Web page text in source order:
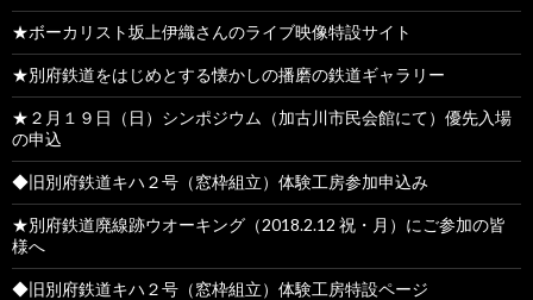
★ボーカリスト坂上伊織さんのライブ映像特設サイト
★別府鉄道をはじめとする懐かしの播磨の鉄道ギャラリー
★２月１９日（日）シンポジウム（加古川市民会館にて）優先入場
の申込
◆旧別府鉄道キハ２号（窓枠組立）体験工房参加申込み
★別府鉄道廃線跡ウオーキング（2018.2.12 祝・月）にご参加の皆
様へ
◆旧別府鉄道キハ２号（窓枠組立）体験工房特設ページ